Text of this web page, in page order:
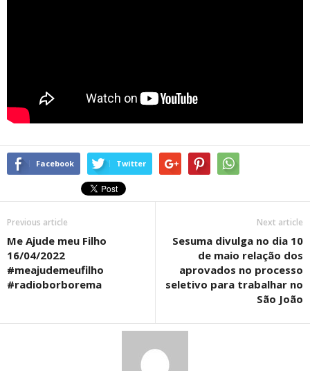
Facebook Twitter
Previous article
Me Ajude meu Filho
16/04/2022
#meajudemeufilho
#radioborborema
Next article
Sesuma divulga no dia 10
de maio relação dos
aprovados no processo
seletivo para trabalhar no
São João